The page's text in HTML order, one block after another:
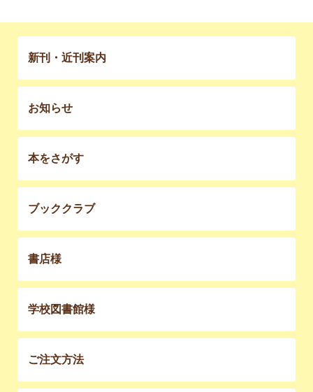
新刊・近刊案内
お知らせ
本をさがす
ブッククラブ
書店様
学校図書館様
ご注文方法